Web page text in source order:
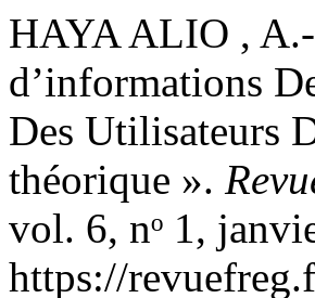
HAYA ALIO ,
d’informations
Des Utilisateurs
théorique ».
vol. 6, nᵒ 1,
https://